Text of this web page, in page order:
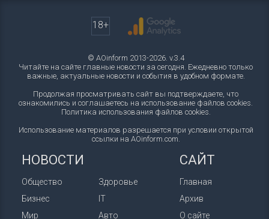
18+
© AOinform 2013-2026. v.3.4
Читайте на сайте главные новости за сегодня. Ежедневно только
важные, актуальные новости и события в удобном формате.
Продолжая просматривать сайт вы подтверждаете, что
ознакомились и соглашаетесь на использование файлов cookies.
Политика использования файлов cookies.
Использование материалов разрешается при условии открытой
ссылки на AOinform.com.
НОВОСТИ
Общество
Бизнес
Мир
Здоровье
IT
Авто
САЙТ
Главная
Архив
О сайте